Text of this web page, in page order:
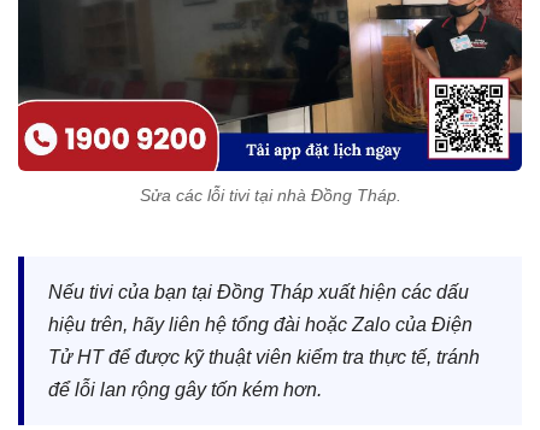
Sửa các lỗi tivi tại nhà Đồng Tháp.
Nếu tivi của bạn tại Đồng Tháp xuất hiện các dấu
hiệu trên, hãy liên hệ tổng đài hoặc Zalo của Điện
Tử HT để được kỹ thuật viên kiểm tra thực tế, tránh
để lỗi lan rộng gây tốn kém hơn.